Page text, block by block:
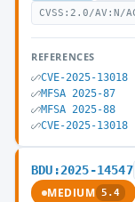
CVSS:2.0/AV:N/
REFERENCES
CVE-2025-13018
MFSA 2025-87
MFSA 2025-88
CVE-2025-13018
BDU:2025-14547
MEDIUM 5.4